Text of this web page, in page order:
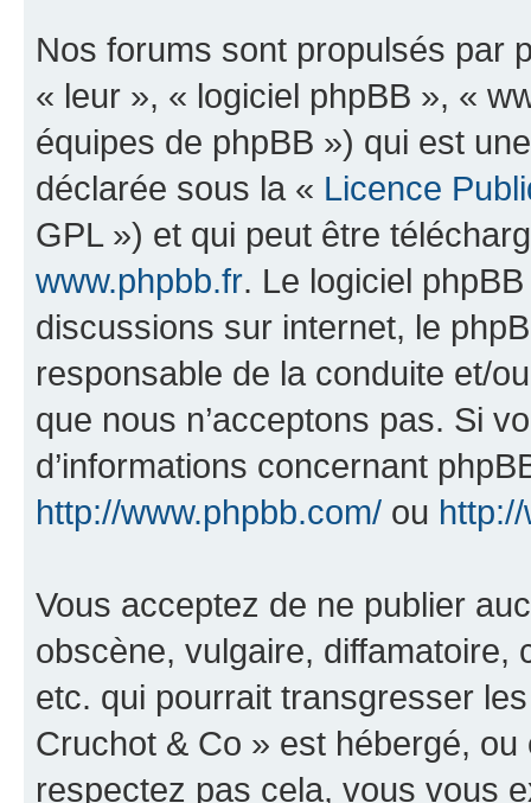
Nos forums sont propulsés par
« leur », « logiciel phpBB », «
équipes de phpBB ») qui est
déclarée sous la « Licence
GPL ») et qui peut être
www.phpbb.fr. Le logiciel
discussions sur internet, le
responsable de la conduite et/
que nous n’acceptons pas. Si
d’informations concernant
http://www.phpbb.com/ ou
Vous acceptez de ne publier
obscène, vulgaire, diffamatoire,
etc. qui pourrait transgresser
Cruchot & Co » est hébergé,
respectez pas cela, vous vous